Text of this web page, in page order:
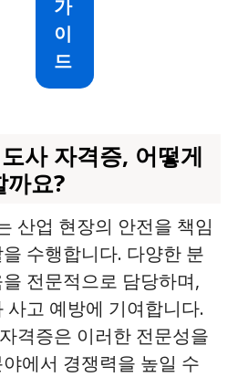
가
이
드
사 자격증, 어떻게
까요?
산업 현장의 안전을 책임
수행합니다. 다양한 분
전문적으로 담당하며,
사고 예방에 기여합니다.
격증은 이러한 전문성을
에서 경쟁력을 높일 수